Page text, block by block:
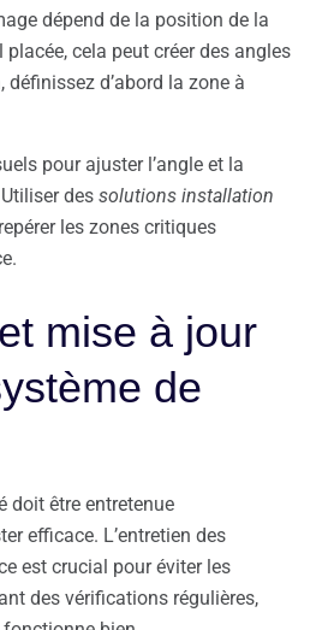
dépend de la position de la
cela peut créer des angles
définissez d’abord la zone à
pour ajuster l’angle et la
des solutions installation
les zones critiques
mise à jour
de
doit être entretenue
efficace. L’entretien des
est crucial pour éviter les
des vérifications régulières,